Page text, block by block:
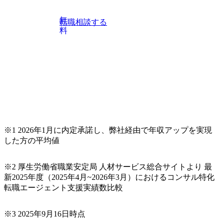
上位職のコンサルタントだけでなく、メンバークラスのコ
ンサルタントも登壇しますので、当社へ気になることや転
職後のご不安な事はその場でご質問いただけますので、ぜ
承ください。 【服装・持ち物】 ・特になし カジュアルな服
装でご参加ください。 【募集ポジション】 ITコンサルタン
定 ・全社デジタルトランスフォーメーション企画構想 ・業
務/組織/システムの現状分析/RPA選定/導入/実装 ・プライベ
ート/パブリッククラウド導入 ・AI活用による業務効率化/
企画 ・Disruptive Technologyを活用した新規事業の立案/推
無
料
転職相談する
※1 2026年1月に内定承諾し、弊社経由で年収アップを実現
した方の平均値
※2 厚生労働省職業安定局 人材サービス総合サイトより 最
新2025年度（2025年4月~2026年3月）におけるコンサル特化
転職エージェント支援実績数比較
※3 2025年9月16日時点